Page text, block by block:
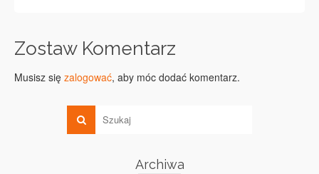
Zostaw Komentarz
Musisz się zalogować, aby móc dodać komentarz.
Archiwa